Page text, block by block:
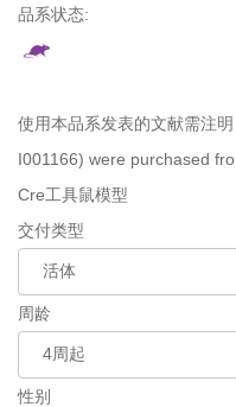
品系状态:
使用本品系发表的文献需注明
I001166) were purchased
Cre工具鼠模型
交付类型
周龄
性别